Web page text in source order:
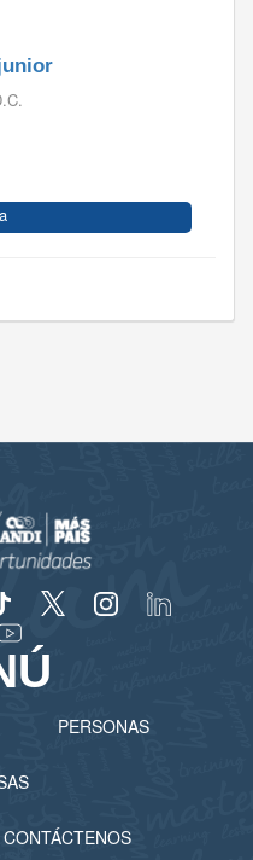
PERSONAS
CONTÁCTENOS